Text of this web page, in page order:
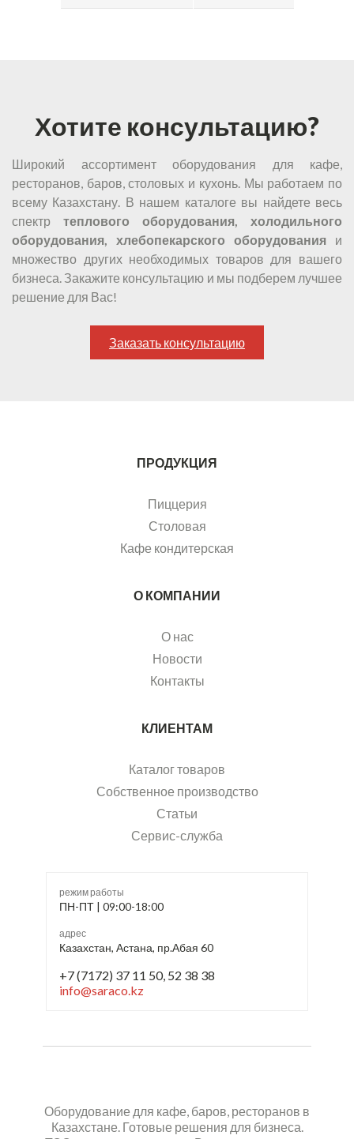
Хотите консультацию?
Широкий ассортимент оборудования для кафе,
ресторанов, баров, столовых и кухонь. Мы работаем по
всему Казахстану. В нашем каталоге вы найдете весь
спектр теплового оборудования, холодильного
оборудования, хлебопекарского оборудования и
множество других необходимых товаров для вашего
бизнеса. Закажите консультацию и мы подберем лучшее
решение для Вас!
Заказать консультацию
ПРОДУКЦИЯ
Пиццерия
Столовая
Кафе кондитерская
О КОМПАНИИ
О нас
Новости
Контакты
КЛИЕНТАМ
Каталог товаров
Собственное производство
Статьи
Сервис-служба
режим работы
ПН-ПТ | 09:00-18:00
адрес
Казахстан, Астана, пр.Абая 60
+7 (7172) 37 11 50, 52 38 38
info@saraco.kz
Оборудование для кафе, баров, ресторанов в
Казахстане. Готовые решения для бизнеса.